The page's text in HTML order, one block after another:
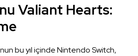
Valiant Hearts:
bu yıl içinde Nintendo Switch,